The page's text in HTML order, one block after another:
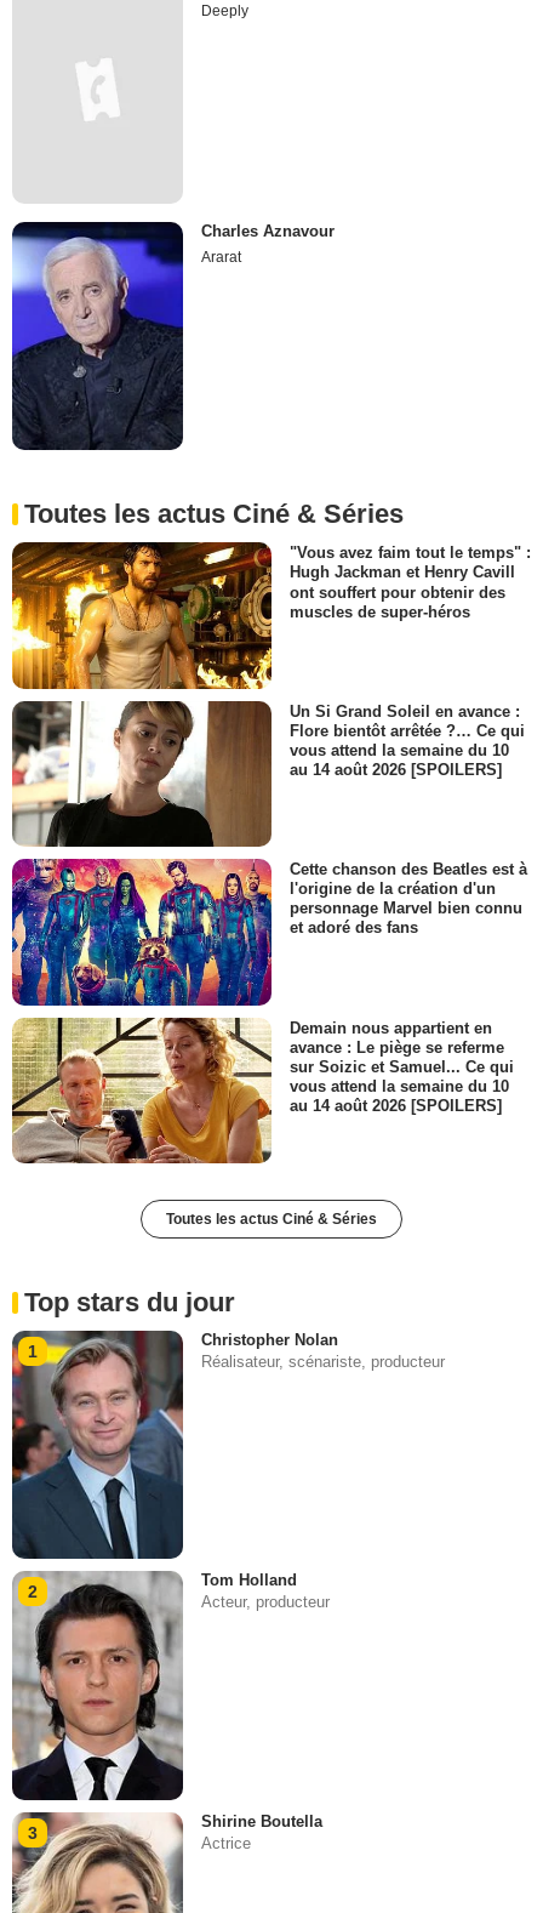
Deeply
Charles Aznavour
Ararat
Toutes les actus Ciné & Séries
"Vous avez faim tout le temps" :
Hugh Jackman et Henry Cavill
ont souffert pour obtenir des
muscles de super-héros
Un Si Grand Soleil en avance :
Flore bientôt arrêtée ?… Ce qui
vous attend la semaine du 10
au 14 août 2026 [SPOILERS]
Cette chanson des Beatles est à
l'origine de la création d'un
personnage Marvel bien connu
et adoré des fans
Demain nous appartient en
avance : Le piège se referme
sur Soizic et Samuel... Ce qui
vous attend la semaine du 10
au 14 août 2026 [SPOILERS]
Toutes les actus Ciné & Séries
Top stars du jour
1
Christopher Nolan
Réalisateur, scénariste, producteur
2
Tom Holland
Acteur, producteur
3
Shirine Boutella
Actrice